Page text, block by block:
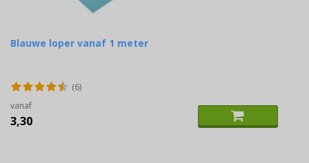
Blauwe loper vanaf 1 meter
(6)
vanaf
3,30